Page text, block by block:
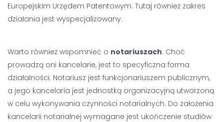
Europejskim Urzędem Patentowym. Tutaj również zakres
działania jest wyspecjalizowany.
Warto również wspomnieć o notariuszach. Choć
prowadzą oni kancelarie, jest to specyficzna forma
działalności. Notariusz jest funkcjonariuszem publicznym,
a jego kancelaria jest jednostką organizacyjną utworzoną
w celu wykonywania czynności notarialnych. Do założenia
kancelarii notarialnej wymagane jest ukończenie studiów